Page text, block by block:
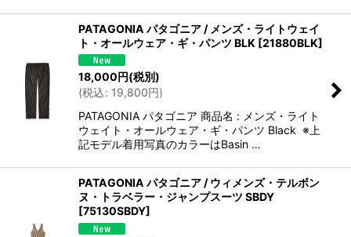
PATAGONIA パタゴニア / メンズ・ライトウェイ
ト・オールウェア・ギ・パンツ BLK [21880BLK]
18,000 円(税別)
(税込: 19,800円)
PATAGONIA パタゴニア 商品名 : メンズ・ライト
ウェイト・オールウェア・ギ・パンツ Black ※上
記モデル着用写真のカラーはBasin …
PATAGONIA パタゴニア / ウィメンズ・テルボン
ヌ・トラベラー・ジャンプスーツ SBDY
[75130SBDY]